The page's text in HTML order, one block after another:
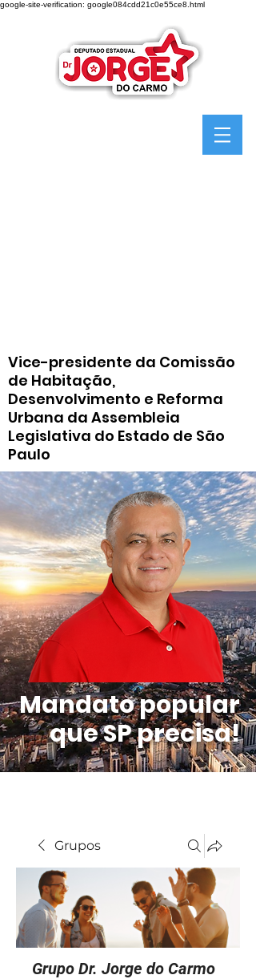
google-site-verification: google084cdd21c0e55ce8.html
Vice-presidente da Comissão
de Habitação,
Desenvolvimento e Reforma
Urbana da Assembleia
Legislativa do Estado de São
Paulo
Mandato popular
que SP precisa!
Grupos
Grupo Dr. Jorge do Carmo